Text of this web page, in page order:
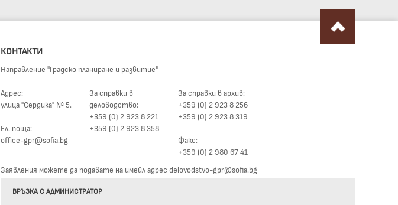
КОНТАКТИ
Направление "Градско планиране и развитие"
Адрес:
улица "Сердика" № 5.
Ел. поща:
office-gpr@sofia.bg
За справки в
деловодство:
+359 (0) 2 923 8 221
+359 (0) 2 923 8 358
За справки в архив:
+359 (0) 2 923 8 256
+359 (0) 2 923 8 319
Факс:
+359 (0) 2 980 67 41
Заявления можете да подавате на имейл адрес delovodstvo-gpr@sofia.bg
ВРЪЗКА С АДМИНИСТРАТОР